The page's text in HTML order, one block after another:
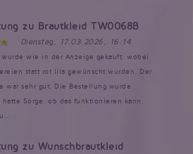
zu Brautkleid TW0068B
Dienstag, 17.03.2026, 16:14
wurde wie in der Anzeige gekauft, wobei
statt rot lila gewünscht wurden. Der
war sehr gut. Die Bestellung wurde
Sorge, ob das funktionieren kann,
zu Wunschbrautkleid